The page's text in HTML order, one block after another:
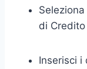
di
Inserisci i